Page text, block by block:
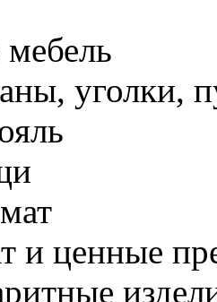
уголки,
и ценные